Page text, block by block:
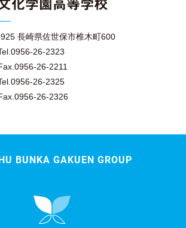
長崎県佐世保市椎木町600
26-2323
26-2211
26-2325
26-2326
BUNKA GAKUEN GROUP